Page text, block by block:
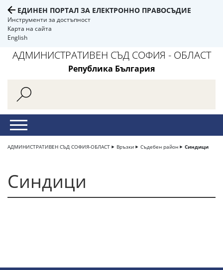
ЕДИНЕН ПОРТАЛ ЗА ЕЛЕКТРОННО ПРАВОСЪДИЕ
Инструменти за достъпност
Карта на сайта
English
АДМИНИСТРАТИВЕН СЪД СОФИЯ - ОБЛАСТ
Република България
АДМИНИСТРАТИВЕН СЪД СОФИЯ-ОБЛАСТ Връзки Съдебен район Синдици
Синдици